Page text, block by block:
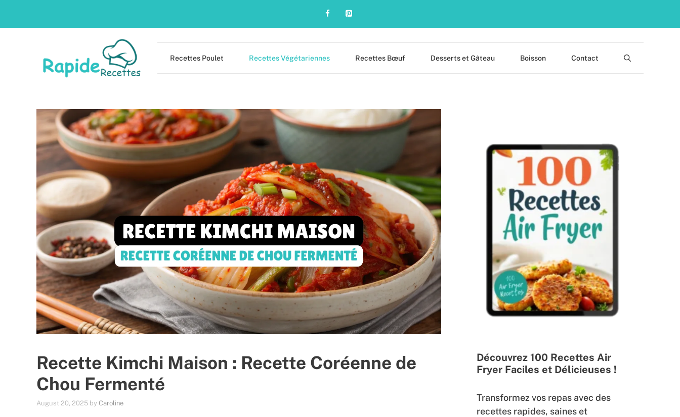
Recettes Poulet Recettes Végétariennes Recettes Bœuf Desserts et Gâteau Boisson Contact
Recette Kimchi Maison : Recette Coréenne de
Chou Fermenté
August 20, 2025 by Caroline
Découvrez 100 Recettes Air
Fryer Faciles et Délicieuses !
Transformez vos repas avec des
recettes rapides, saines et